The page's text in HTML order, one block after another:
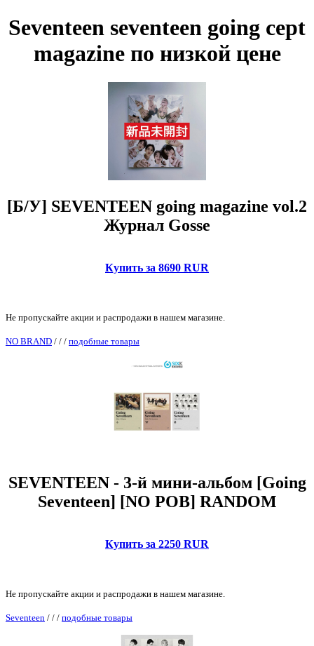
Seventeen seventeen going cept
magazine по низкой цене
[Б/У] SEVENTEEN going magazine vol.2
Журнал Gosse
Купить за 8690 RUR
Не пропускайте акции и распродажи в нашем магазине.
NO BRAND / / / подобные товары
SEVENTEEN - 3-й мини-альбом [Going
Seventeen] [NO POB] RANDOM
Купить за 2250 RUR
Не пропускайте акции и распродажи в нашем магазине.
Seventeen / / / подобные товары